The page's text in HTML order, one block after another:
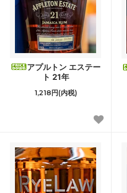
アプルトン エステー
ト 21年
1,218円(内税)